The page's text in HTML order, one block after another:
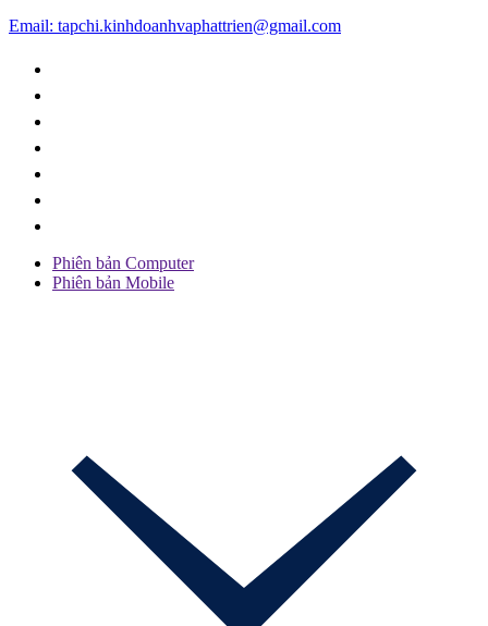
Email: tapchi.kinhdoanhvaphattrien@gmail.com
Phiên bản Computer
Phiên bản Mobile